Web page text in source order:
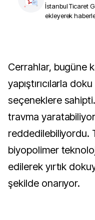
İstanbul Ticaret
ekleyerek
Cerrahlar, bugüne kadar dikiş, zımba veya
yapıştırıcılarla doku
seçeneklere
travma
reddedilebiliyordu.
biyopolimer
edilerek yırtık
şekilde onarıyor.